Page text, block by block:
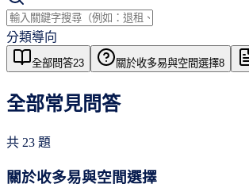
分類導向
全部問答23 關於收多易與空間選擇8
全部常見問答
共 23 題
關於收多易與空間選擇